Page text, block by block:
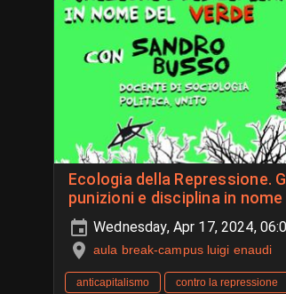
Ecologia della Repressione.
punizioni e disciplina in
Wednesday, Apr 17, 2024,
aula break-campus luigi enaudi
anticapitalismo contro la repressione